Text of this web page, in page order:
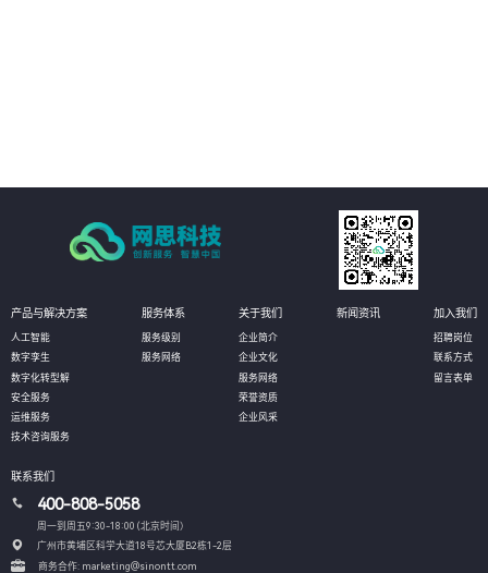
产品与解决方案
人工智能
数字孪生
数字化转型解
安全服务
运维服务
技术咨询服务
服务体系
服务级别
服务网络
关于我们
企业简介
企业文化
服务网络
荣誉资质
企业风采
新闻资讯 加入我们
招聘岗位
联系方式
留言表单
联系我们
400-808-5058
周一到周五9:30-18:00 (北京时间）
广州市黄埔区科学大道18号芯大厦B2栋1-2层
商务合作: marketing@sinontt.com